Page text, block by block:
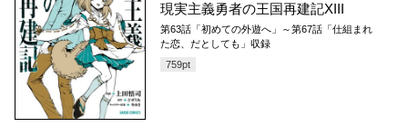
現実主義勇者の王国再建記XIII
第63話「初めての外遊へ」～第67話「仕組まれ
た恋、だとしても」収録
759pt